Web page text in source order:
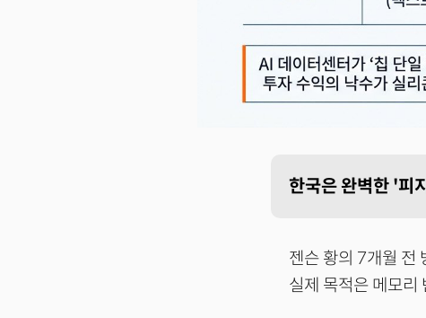
한국은 완벽한 '피
젠슨 황의 7개월 전
실제 목적은 메모리